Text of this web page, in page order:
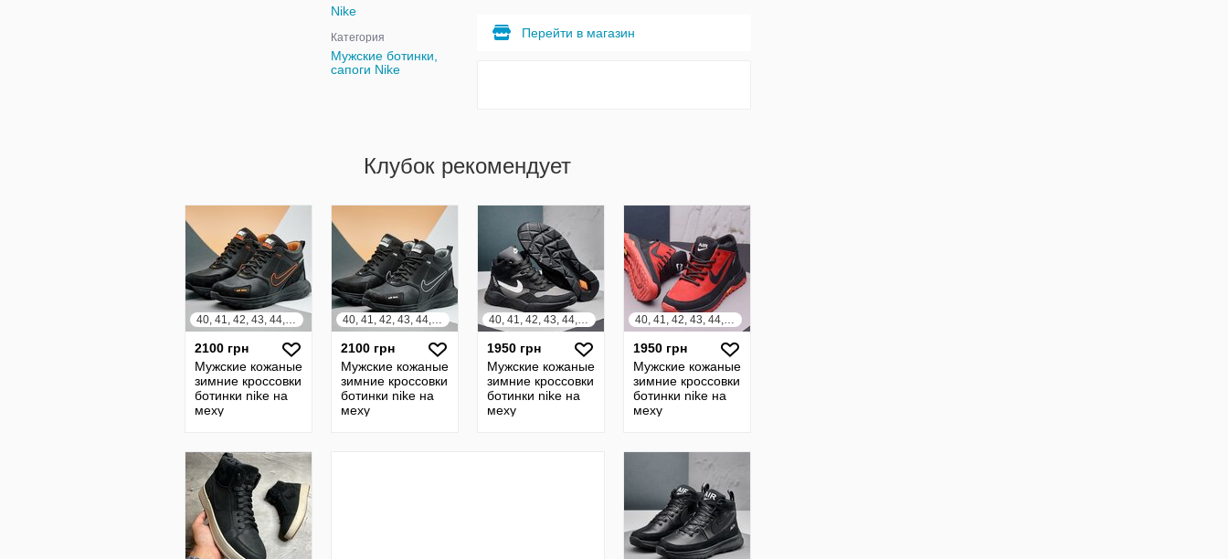
Nike
Категория
Мужские ботинки,
сапоги Nike
Перейти в магазин
Клубок рекомендует
40, 41, 42, 43, 44, 45
2100 грн
Мужские кожаные
зимние кроссовки
ботинки nike на
меху
40, 41, 42, 43, 44, 45
2100 грн
Мужские кожаные
зимние кроссовки
ботинки nike на
меху
40, 41, 42, 43, 44, 45
1950 грн
Мужские кожаные
зимние кроссовки
ботинки nike на
меху
40, 41, 42, 43, 44, 45
1950 грн
Мужские кожаные
зимние кроссовки
ботинки nike на
меху